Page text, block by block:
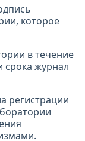
которое
в течение
срока журнал
регистрации